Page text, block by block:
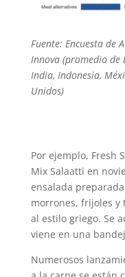
Fuente: Encuesta de
Innova (promedio de
India, Indonesia,
Unidos)
Por ejemplo, Fresh
Mix Salaatti en
ensalada
morrones, frijoles y
al estilo griego. Se
viene en una
Numerosos